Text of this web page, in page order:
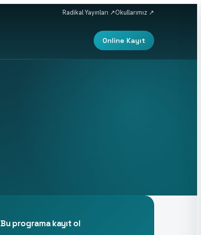
Radikal Yayınları ↗Okullarımız ↗
Online Kayıt
Bu programa kayıt ol